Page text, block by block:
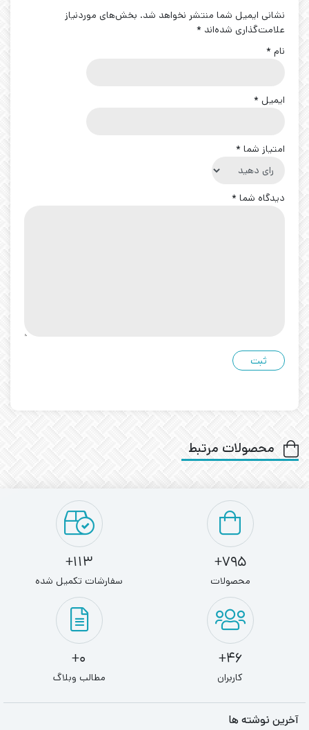
نشانی ایمیل شما منتشر نخواهد شد. بخش‌های موردنیاز
علامت‌گذاری شده‌اند *
نام *
ایمیل *
امتیاز شما *
دیدگاه شما *
محصولات مرتبط
795+
محصولات
113+
سفارشات تکمیل شده
46+
کاربران
0+
مطالب وبلاگ
آخرین نوشته ها